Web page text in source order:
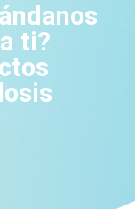
ti?